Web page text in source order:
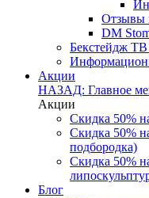
Отзывы
DM
Бекстейдж ТВ
Акции
НАЗАД: Главное
Акции
Скидка 50%
Скидка 50%
подбородка)
Скидка 50%
Блог